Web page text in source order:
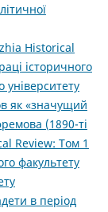
Historical
історичного
університету
як «значущий
(1890-ті
Review: Том 1
факультету
в період